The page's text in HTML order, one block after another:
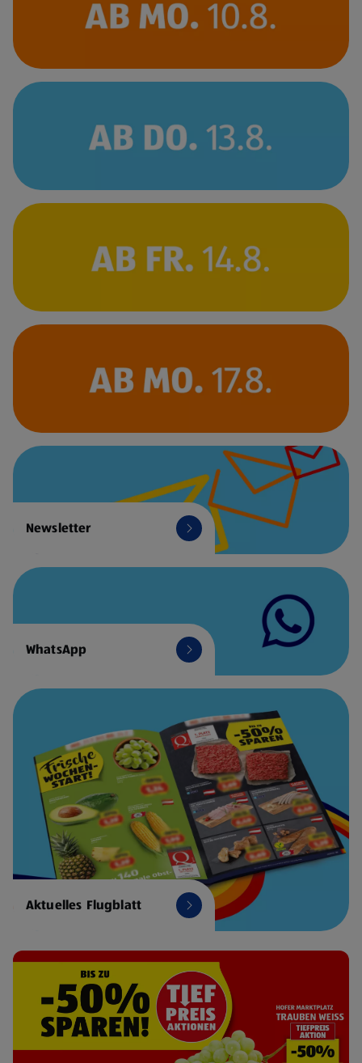
Newsletter
WhatsApp
Aktuelles Flugblatt